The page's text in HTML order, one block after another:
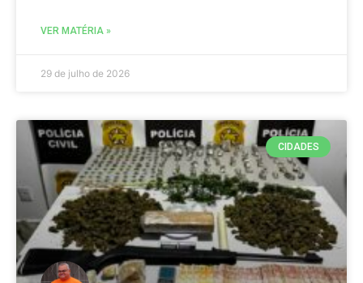
VER MATÉRIA »
29 de julho de 2026
CIDADES